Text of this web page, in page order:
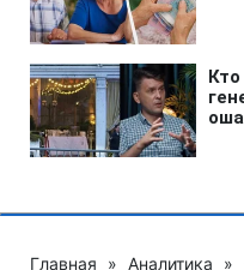
Главная » Аналитика »